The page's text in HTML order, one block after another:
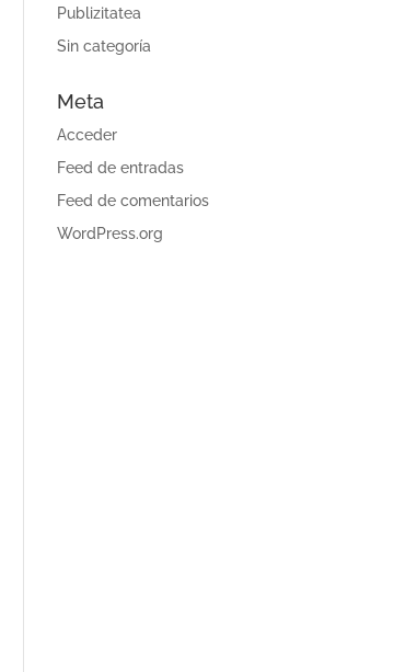
Publizitatea
Sin categoría
Meta
Acceder
Feed de entradas
Feed de comentarios
WordPress.org